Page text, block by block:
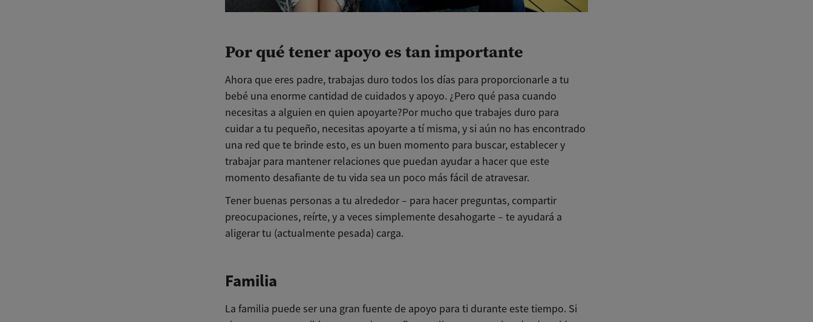
Por qué tener apoyo es tan importante
Ahora que eres padre, trabajas duro todos los días para proporcionarle a tu
bebé una enorme cantidad de cuidados y apoyo. ¿Pero qué pasa cuando
necesitas a alguien en quien apoyarte?Por mucho que trabajes duro para
cuidar a tu pequeño, necesitas apoyarte a tí misma, y si aún no has encontrado
una red que te brinde esto, es un buen momento para buscar, establecer y
trabajar para mantener relaciones que puedan ayudar a hacer que este
momento desafiante de tu vida sea un poco más fácil de atravesar.
Tener buenas personas a tu alrededor – para hacer preguntas, compartir
preocupaciones, reírte, y a veces simplemente desahogarte – te ayudará a
aligerar tu (actualmente pesada) carga.
Familia
La familia puede ser una gran fuente de apoyo para ti durante este tiempo. Si